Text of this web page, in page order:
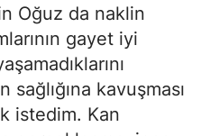
Oğuz da naklin
gayet iyi
kavuşması
istedim. Kan